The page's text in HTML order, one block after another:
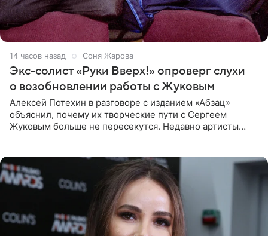
14 часов назад Соня Жарова
Экс-солист «Руки Вверх!» опроверг слухи
о возобновлении работы с Жуковым
Алексей Потехин в разговоре с изданием «Абзац»
объяснил, почему их творческие пути с Сергеем
Жуковым больше не пересекутся. Недавно артисты